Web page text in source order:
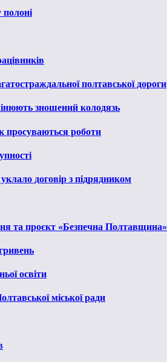
полтавської дороги
зношений колодязь
просуваються роботи
договір з підрядником
та проєкт «Безпечна Полтавщина»
освіти
міської ради